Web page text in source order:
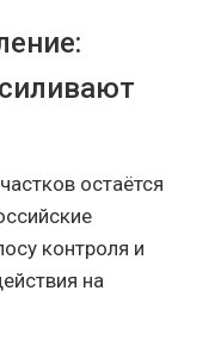
остаётся
контроля и
на